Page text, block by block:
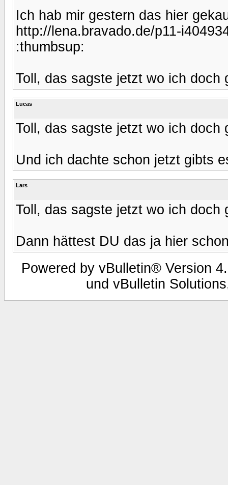
Ich hab mir gestern das hier
http://lena.bravado.de/p11-
:thumbsup:
Toll, das sagste jetzt wo ich doch
Lucas
Toll, das sagste jetzt wo ich doch
Und ich dachte schon jetzt gibts
Lars
Toll, das sagste jetzt wo ich doch
Dann hättest DU das ja hier
Powered by vBulletin® Version
und vBulletin